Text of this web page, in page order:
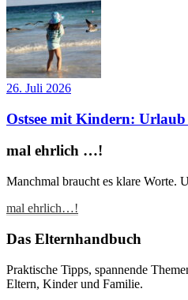
26. Juli 2026
Ostsee mit Kindern: Urlaub
mal ehrlich …!
Manchmal braucht es klare Worte.
mal ehrlich…!
Das Elternhandbuch
Praktische Tipps, spannende
Eltern, Kinder und Familie.